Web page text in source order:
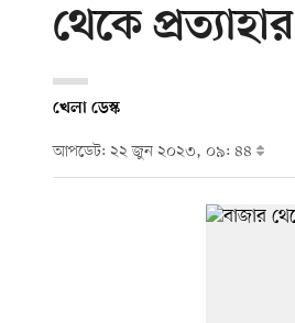
থেকে প্রত্যাহার
খেলা ডেস্ক
আপডেট: ২২ জুন ২০২৩, ০৯: ৪৪